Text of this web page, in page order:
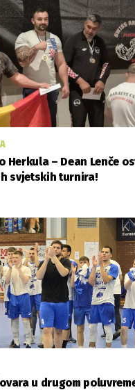
Herkula – Dean Lenče
svjetskih turnira!
u drugom